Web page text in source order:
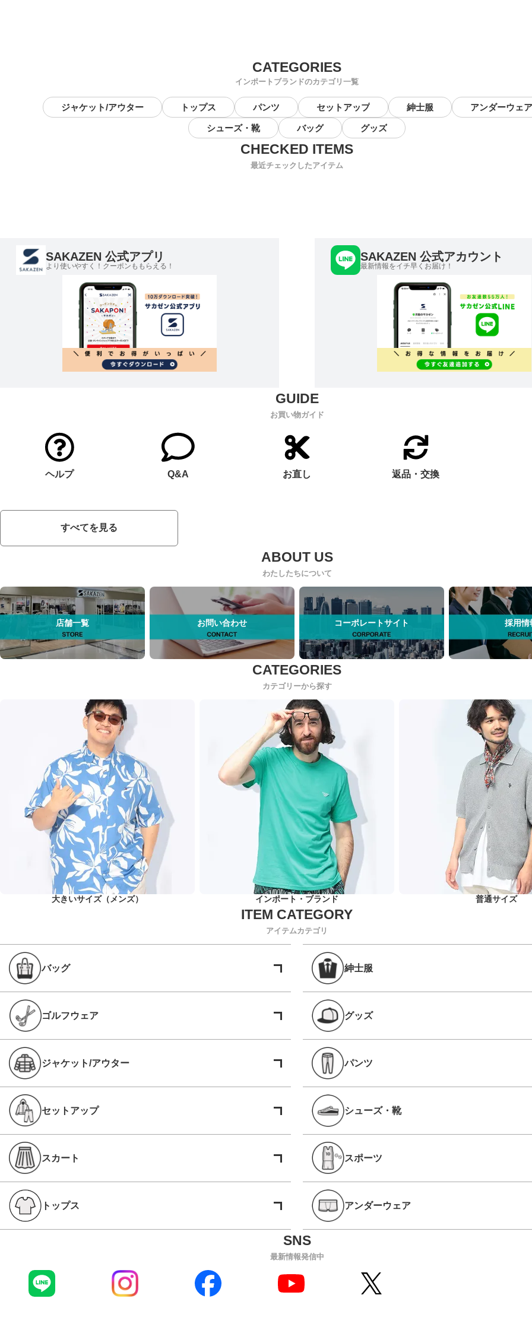
インポートブランドのカテゴリ一覧
ジャケット/アウター トップス パンツ セットアップ 紳士服 アンダーウェア
シューズ・靴 バッグ グッズ
最近チェックしたアイテム
SAKAZEN 公式アプリ
より使いやすく！クーポンももらえる！
SAKAZEN 公式アカウント
最新情報をイチ早くお届け！
お買い物ガイド
ヘルプ Q&A お直し 返品・交換
すべてを見る
わたしたちについて
店舗一覧 お問い合わせ コーポレートサイト 採用情
カテゴリーから探す
大きいサイズ（メンズ） インポート・ブランド 普通サイズ
アイテムカテゴリ
バッグ 紳士服
ゴルフウェア グッズ
ジャケット/アウター パンツ
セットアップ シューズ・靴
スカート スポーツ
トップス アンダーウェア
最新情報発信中